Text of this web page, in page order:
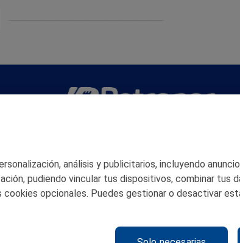
© 2026 Petronor S.A.
análisis y publicitarios, incluyendo
pudiendo vincular tus dispositivos, combinar
opcionales. Puedes gestionar o desactivar